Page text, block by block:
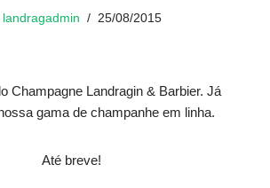
landragadmin 25/08/2015
Champagne Landragin & Barbier. Já
gama de champanhe em linha.
Até breve!